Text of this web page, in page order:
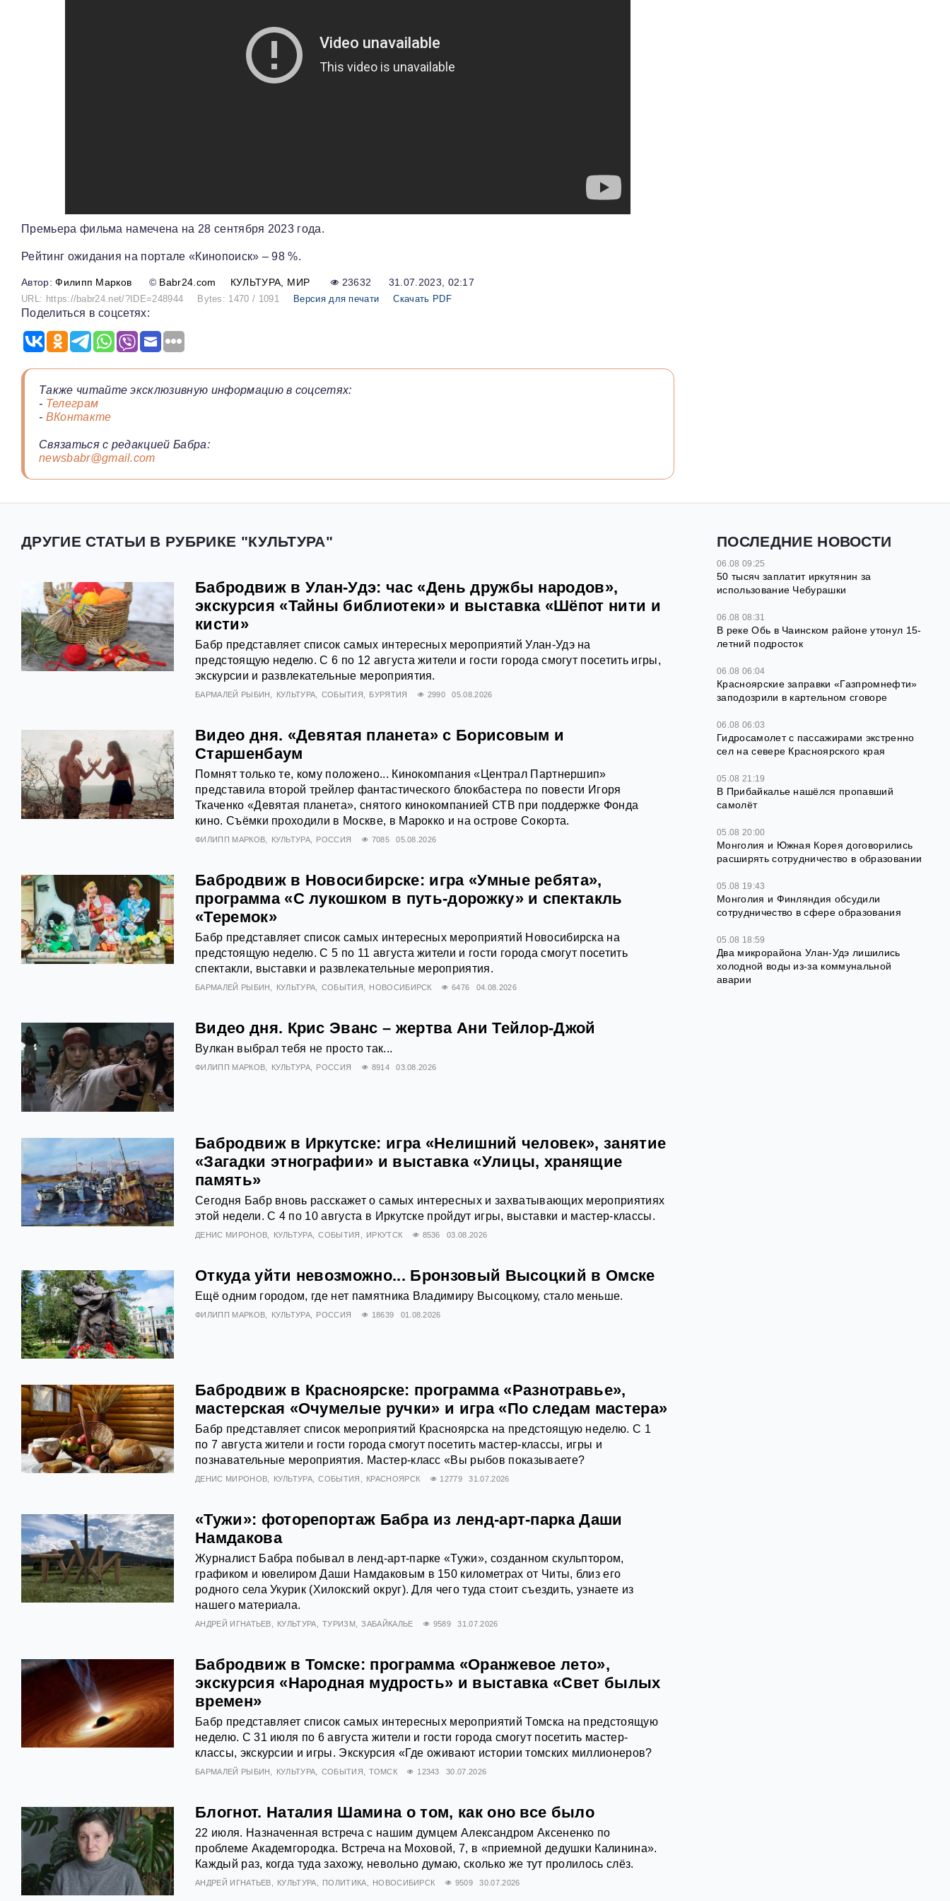
Премьера фильма намечена на 28 сентября 2023 года.
Рейтинг ожидания на портале «Кинопоиск» – 98 %.
Филипп Марков © Babr24.com КУЛЬТУРА МИР 23632 31.07.2023, 02:17
URL: https://babr24.net/?IDE=248944 Bytes: 1470 / 1091 Версия для печати Скачать PDF
Поделиться в соцсетях:
Также читайте эксклюзивную информацию в соцсетях:
- Телеграм
- ВКонтакте
Связаться с редакцией Бабра:
newsbabr@gmail.com
ДРУГИЕ СТАТЬИ В РУБРИКЕ "КУЛЬТУРА"
Бабродвиж в Улан-Удэ: час «День дружбы народов»,
экскурсия «Тайны библиотеки» и выставка «Шёпот нити и
кисти»
Бабр представляет список самых интересных мероприятий Улан-Удэ на
предстоящую неделю. С 6 по 12 августа жители и гости города смогут посетить игры,
экскурсии и развлекательные мероприятия.
БАРМАЛЕЙ РЫБИН КУЛЬТУРА СОБЫТИЯ БУРЯТИЯ 2990 05.08.2026
Видео дня. «Девятая планета» с Борисовым и
Старшенбаум
Помнят только те, кому положено... Кинокомпания «Централ Партнершип»
представила второй трейлер фантастического блокбастера по повести Игоря
Ткаченко «Девятая планета», снятого кинокомпанией СТВ при поддержке Фонда
кино. Съёмки проходили в Москве, в Марокко и на острове Сокорта.
ФИЛИПП МАРКОВ КУЛЬТУРА РОССИЯ 7085 05.08.2026
Бабродвиж в Новосибирске: игра «Умные ребята»,
программа «С лукошком в путь-дорожку» и спектакль
«Теремок»
Бабр представляет список самых интересных мероприятий Новосибирска на
предстоящую неделю. С 5 по 11 августа жители и гости города смогут посетить
спектакли, выставки и развлекательные мероприятия.
БАРМАЛЕЙ РЫБИН КУЛЬТУРА СОБЫТИЯ НОВОСИБИРСК 6476 04.08.2026
Видео дня. Крис Эванс – жертва Ани Тейлор-Джой
Вулкан выбрал тебя не просто так...
ФИЛИПП МАРКОВ КУЛЬТУРА РОССИЯ 8914 03.08.2026
Бабродвиж в Иркутске: игра «Нелишний человек», занятие
«Загадки этнографии» и выставка «Улицы, хранящие
память»
Сегодня Бабр вновь расскажет о самых интересных и захватывающих мероприятиях
этой недели. С 4 по 10 августа в Иркутске пройдут игры, выставки и мастер-классы.
ДЕНИС МИРОНОВ КУЛЬТУРА СОБЫТИЯ ИРКУТСК 8536 03.08.2026
Откуда уйти невозможно... Бронзовый Высоцкий в Омске
Ещё одним городом, где нет памятника Владимиру Высоцкому, стало меньше.
ФИЛИПП МАРКОВ КУЛЬТУРА РОССИЯ 18639 01.08.2026
Бабродвиж в Красноярске: программа «Разнотравье»,
мастерская «Очумелые ручки» и игра «По следам мастера»
Бабр представляет список мероприятий Красноярска на предстоящую неделю. С 1
по 7 августа жители и гости города смогут посетить мастер-классы, игры и
познавательные мероприятия. Мастер-класс «Вы рыбов показываете?
ДЕНИС МИРОНОВ КУЛЬТУРА СОБЫТИЯ КРАСНОЯРСК 12779 31.07.2026
«Тужи»: фоторепортаж Бабра из ленд-арт-парка Даши
Намдакова
Журналист Бабра побывал в ленд-арт-парке «Тужи», созданном скульптором,
графиком и ювелиром Даши Намдаковым в 150 километрах от Читы, близ его
родного села Укурик (Хилокский округ). Для чего туда стоит съездить, узнаете из
нашего материала.
АНДРЕЙ ИГНАТЬЕВ КУЛЬТУРА ТУРИЗМ ЗАБАЙКАЛЬЕ 9589 31.07.2026
Бабродвиж в Томске: программа «Оранжевое лето»,
экскурсия «Народная мудрость» и выставка «Свет былых
времен»
Бабр представляет список самых интересных мероприятий Томска на предстоящую
неделю. С 31 июля по 6 августа жители и гости города смогут посетить мастер-
классы, экскурсии и игры. Экскурсия «Где оживают истории томских миллионеров?
БАРМАЛЕЙ РЫБИН КУЛЬТУРА СОБЫТИЯ ТОМСК 12343 30.07.2026
Блогнот. Наталия Шамина о том, как оно все было
22 июля. Назначенная встреча с нашим думцем Александром Аксененко по
проблеме Академгородка. Встреча на Моховой, 7, в «приемной дедушки Калинина».
Каждый раз, когда туда захожу, невольно думаю, сколько же тут пролилось слёз.
АНДРЕЙ ИГНАТЬЕВ КУЛЬТУРА ПОЛИТИКА НОВОСИБИРСК 9509 30.07.2026
ПОСЛЕДНИЕ НОВОСТИ
06.08 09:25
50 тысяч заплатит иркутянин за
использование Чебурашки
06.08 08:31
В реке Обь в Чаинском районе утонул 15-
летний подросток
06.08 06:04
Красноярские заправки «Газпромнефти»
заподозрили в картельном сговоре
06.08 06:03
Гидросамолет с пассажирами экстренно
сел на севере Красноярского края
05.08 21:19
В Прибайкалье нашёлся пропавший
самолёт
05.08 20:00
Монголия и Южная Корея договорились
расширять сотрудничество в образовании
05.08 19:43
Монголия и Финляндия обсудили
сотрудничество в сфере образования
05.08 18:59
Два микрорайона Улан-Удэ лишились
холодной воды из-за коммунальной
аварии